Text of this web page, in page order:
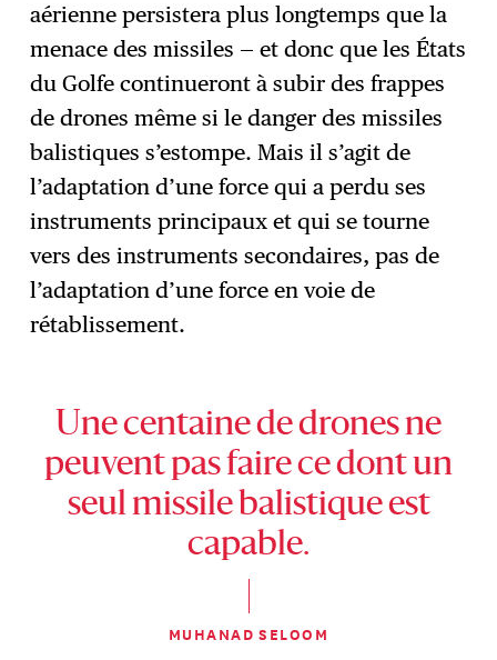
aérienne persistera plus longtemps que la
menace des missiles — et donc que les États
du Golfe continueront à subir des frappes
de drones même si le danger des missiles
balistiques s’estompe. Mais il s’agit de
l’adaptation d’une force qui a perdu ses
instruments principaux et qui se tourne
vers des instruments secondaires, pas de
l’adaptation d’une force en voie de
rétablissement.
Une centaine de drones ne
peuvent pas faire ce dont un
seul missile balistique est
capable.
MUHANAD SELOOM